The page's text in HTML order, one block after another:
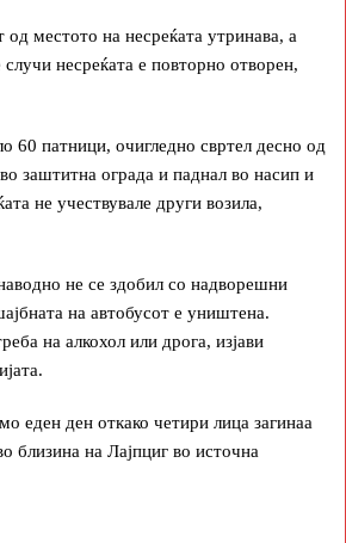
од местото на несреќата утринава, а
несреќата е повторно отворен,
60 патници, очигледно свртел десно од
заштитна ограда и паднал во насип и
не учествувале други возила,
не се здобил со надворешни
на автобусот е уништена.
на алкохол или дрога, изјави
еден ден откако четири лица загинаа
близина на Лајпциг во источна